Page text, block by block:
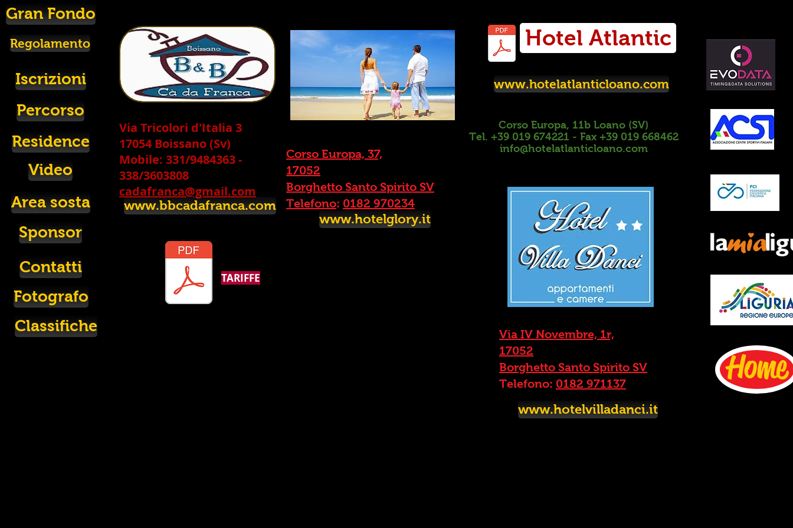
Gran Fondo
Regolamento
Iscrizioni
Percorso
Residence
Video
Area sosta
Sponsor
Contatti
Fotografo
Classifiche
Via Tricolori d'Italia 3
17054 Boissano (Sv)
Mobile: 331/9484363 -
338/3603808
cadafranca@gmail.com
www.bbcadafranca.com
TARIFFE
Corso Europa, 37,
17052
Borghetto Santo Spirito SV
Telefono: 0182 970234
www.hotelglory.it
Hotel Atlantic
www.hotelatlanticloano.com
Corso Europa, 11b Loano (SV)
Tel. +39 019 674221 - Fax +39 019 668462
info@hotelatlanticloano.com
Via IV Novembre, 1r,
17052
Borghetto Santo Spirito SV
Telefono: 0182 971137
www.hotelvilladanci.it
Home